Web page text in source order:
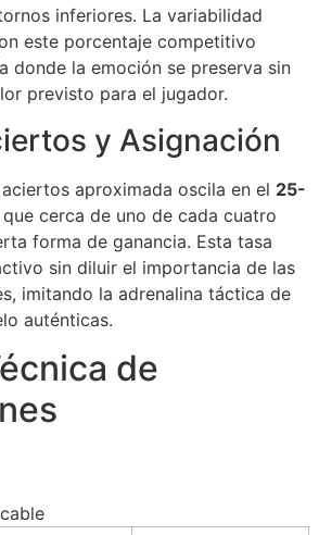
inferiores. La variabilidad
este porcentaje competitivo
donde la emoción se preserva sin
previsto para el jugador.
y Asignación
aproximada oscila en el 25-
cerca de uno de cada cuatro
forma de ganancia. Esta tasa
sin diluir el importancia de las
imitando la adrenalina táctica de
auténticas.
de